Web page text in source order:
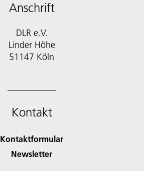
Anschrift
DLR e.V.
Linder Höhe
51147 Köln
Kontakt
Kontaktformular
Newsletter